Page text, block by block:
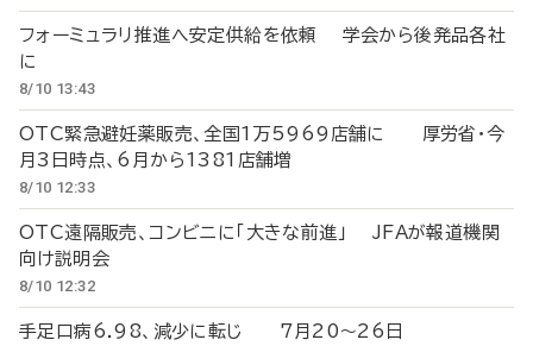
フォーミュラリ推進へ安定供給を依頼 学会から後発品各社
に
8/10 13:43
OTC緊急避妊薬販売、全国1万5969店舗に 厚労省・今
月3日時点、6月から1381店舗増
8/10 12:33
OTC遠隔販売、コンビニに「大きな前進」 JFAが報道機関
向け説明会
8/10 12:32
手足口病6.98、減少に転じ 7月20～26日